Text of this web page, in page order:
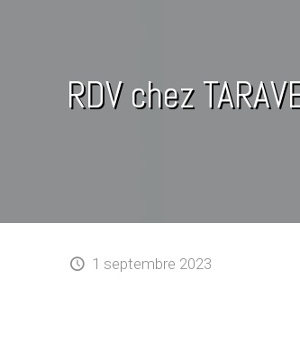
RDV chez
1 septembre 2023